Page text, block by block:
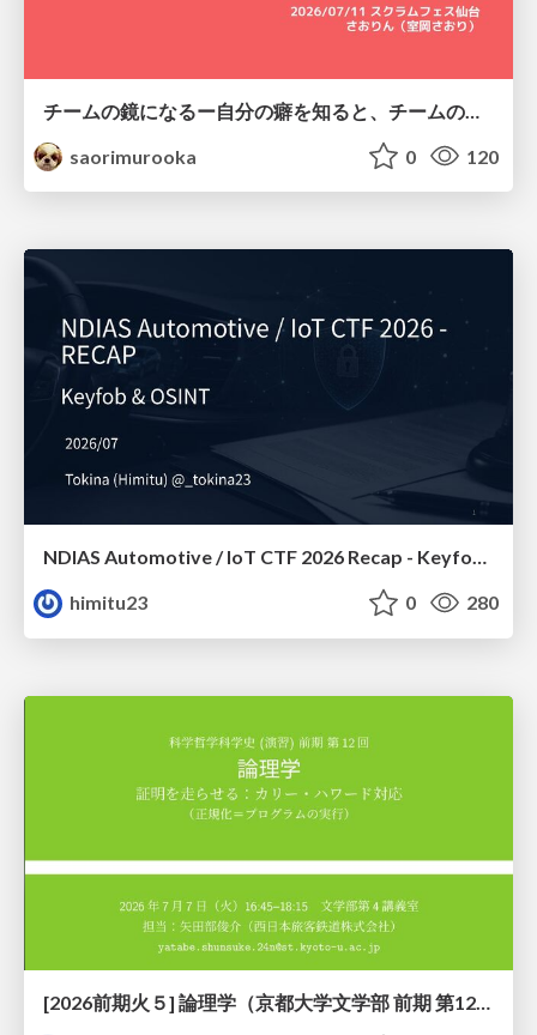
saorimurooka
0 120
NDIAS Automotive / IoT CTF 2026 Recap - Keyfob & OSINT
himitu23
0 280
[2026前期火５] 論理学（京都大学文学部 前期 第12回）「証明を走らせる：カリー・ハワード対応」